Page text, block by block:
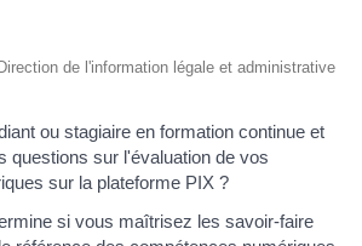
de l'information légale et administrative
ou stagiaire en formation continue et
questions sur l'évaluation de vos
sur la plateforme PIX ?
si vous maîtrisez les savoir-faire